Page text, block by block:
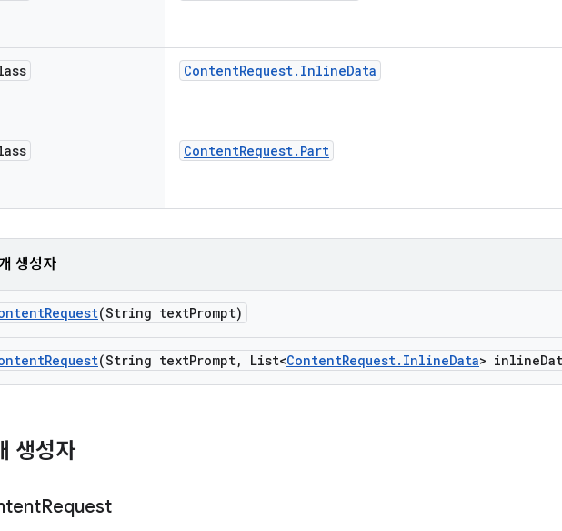
ContentRequest. InlineData
ContentRequest. Part
생성자
Request(String textPrompt)
Request(String textPrompt, List<ContentRequest. InlineData> inline
생성자
Request